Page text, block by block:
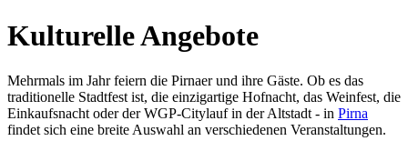
Kulturelle Angebote
Mehrmals im Jahr feiern die Pirnaer und ihre Gäste. Ob es das
traditionelle Stadtfest ist, die einzigartige Hofnacht, das Weinfest, die
Einkaufsnacht oder der WGP-Citylauf in der Altstadt - in Pirna
findet sich eine breite Auswahl an verschiedenen Veranstaltungen.